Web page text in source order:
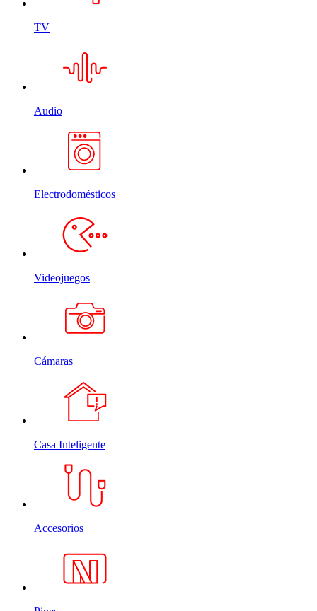
TV
Audio
Electrodomésticos
Videojuegos
Cámaras
Casa Inteligente
Accesorios